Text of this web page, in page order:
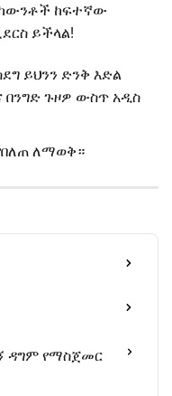
አካውንቶች ከፍተኛው
ይችላል!
ይህንን ድንቅ እድል
በንግድ ጉዞዎ ውስጥ አዲስ
ለማወቅ።
ዳግም የማስጀመር